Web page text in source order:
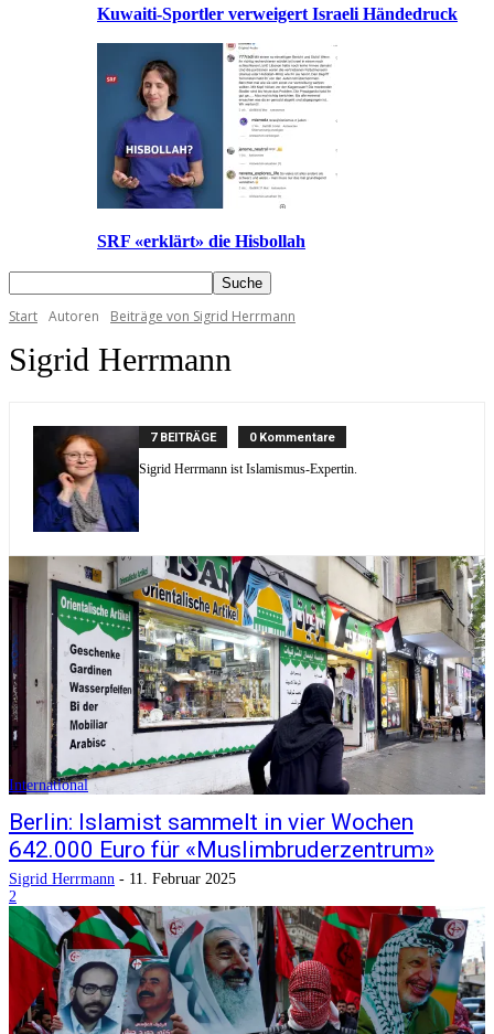
Kuwaiti-Sportler verweigert Israeli Händedruck
SRF «erklärt» die Hisbollah
Start Autoren Beiträge von Sigrid Herrmann
Sigrid Herrmann
7 BEITRÄGE 0 Kommentare
Sigrid Herrmann ist Islamismus-Expertin.
International
Berlin: Islamist sammelt in vier Wochen
642.000 Euro für «Muslimbruderzentrum»
Sigrid Herrmann - 11. Februar 2025
2